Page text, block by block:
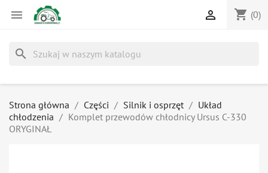
 shopping_cart (0)

search
Strona główna Części Silnik i osprzęt
Układ
chłodzenia
Komplet przewodów chłodnicy Ursus C-330
ORYGINAŁ